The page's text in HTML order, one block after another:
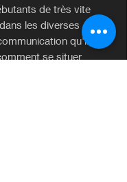
de très vite
les diverses
qu'ils
se situer